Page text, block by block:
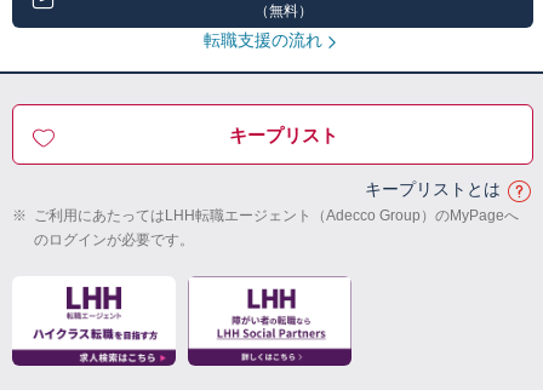
（無料）
転職支援の流れ
キープリスト
キープリストとは
※ ご利用にあたってはLHH転職エージェント（Adecco Group）のMyPageへ
のログインが必要です。